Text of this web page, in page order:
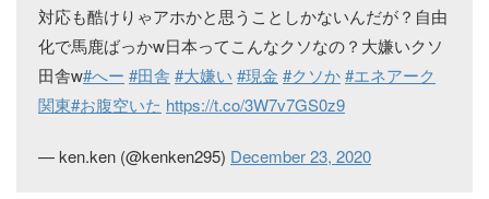
対応も酷けりゃアホかと思うことしかないんだが？自由
化で馬鹿ばっかw日本ってこんなクソなの？大嫌いクソ
田舎w#へー #田舎 #大嫌い #現金 #クソか#エネアーク
関東#お腹空いた https://t.co/3W7v7GS0z9
— ken.ken (@kenken295) December 23, 2020